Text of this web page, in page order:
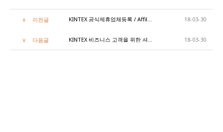
이전글 KINTEX 공식제휴업체등록 / Affiliation to KINTEX's offical accommodation! 18-03-30
다음글 KINTEX 비즈니스 고객을 위한 셔틀버스 운행 / KINTEX shuttle bus! 18-03-30